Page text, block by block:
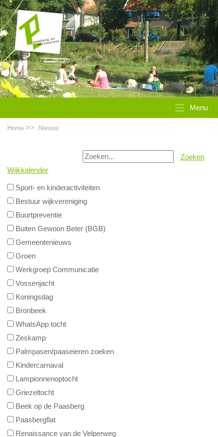
Menu
Home >> Nieuws
Zoeken
Wijkkalender
Sport- en kinderactiviteiten
Bestuur wijkvereniging
Buurtpreventie
Buiten Gewoon Beter (BGB)
Gemeentenieuws
Groen
Werkgroep Communicatie
Vossenjacht
Koningsdag
Bronbeek
WhatsApp tocht
Zeskamp
Palmpasen/paaseieren zoeken
Kindercarnaval
Lampionnenoptocht
Griezeltocht
Beek op de Paasberg
Paasbergflat
Renaissance van de Velperweg